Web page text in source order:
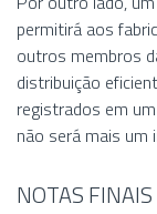
permitirá aos
outros membros
distribuição
registrados em
não será mais um
NOTAS FINAIS